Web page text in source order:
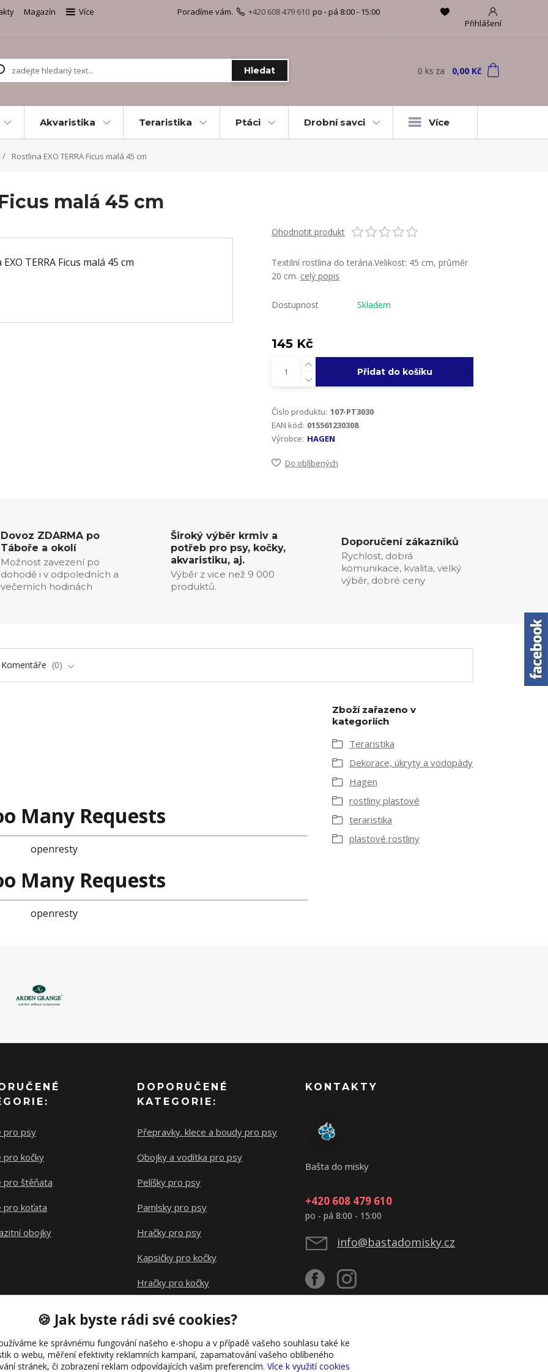
Magazín
Více
Přihlášení
Hledat
Poradíme vám. +420 608 479 610 po - pá 8:00 - 15:00
0 ks za 0,00 Kč
Akvaristika Teraristika Ptáci Drobní savci Více
Rostlina EXO TERRA Ficus malá 45 cm
malá 45 cm
Ohodnotit produkt
Textilní rostlina do terária.Velikost: 45 cm, průměr
20 cm. celý popis
Dostupnost Skladem
145 Kč
Přidat do košíku
Číslo produktu: 107-PT3030
EAN kód: 015561230308
Výrobce: HAGEN
Do oblíbených
Dovoz ZDARMA po
Táboře a okolí
Možnost zavezení po
dohodě i v odpoledních a
večerních hodinách
Široký výběr krmiv a
potřeb pro psy, kočky,
akvaristiku, aj.
Výběr z vice než 9 000
produktů.
Doporučení zákazníků
Rychlost, dobrá
komunikace, kvalita, velký
výběr, dobré ceny
Komentáře 0
Many Requests
openresty
Many Requests
openresty
Zboží zařazeno v
kategoriích
Teraristika
Dekorace, úkryty a vodopády
Hagen
rostliny plastové
teraristika
plastové rostliny
pro psy
pro kočky
pro štěňata
pro koťata
obojky
DOPORUČENÉ
KATEGORIE:
Přepravky. klece a boudy pro psy
Obojky a vodítka pro psy
Pelíšky pro psy
Pamlsky pro psy
Hračky pro psy
Kapsičky pro kočky
Hračky pro kočky
KONTAKTY
Bašta do misky
+420 608 479 610
po - pá 8:00 - 15:00
info@bastadomisky.cz
🍪 Jak byste rádi své cookies?
ke správnému fungování našeho e-shopu a v případě vašeho souhlasu také ke
o webu, měření efektivity reklamních kampaní, zapamatování vašeho oblíbeného
stránek, či zobrazení reklam odpovídajících vašim preferencím. Více k využití cookies